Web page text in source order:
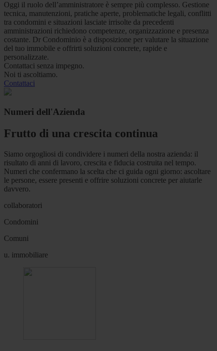
Oggi il ruolo dell’amministratore è sempre più complesso. Gestione
tecnica, manutenzioni, pratiche aperte, problematiche legali, conflitti
tra condomini e situazioni lasciate irrisolte da precedenti
amministrazioni richiedono competenze, organizzazione e presenza
costante. Dr Condominio è a disposizione per valutare la situazione
del tuo immobile e offrirti soluzioni concrete, rapide e
personalizzate.
Contattaci senza impegno.
Noi ti ascoltiamo.
Contattaci
Numeri dell'Azienda
Frutto di una crescita continua
Siamo orgogliosi di condividere i numeri della nostra azienda: il
risultato di anni di lavoro, crescita e fiducia costruita nel tempo.
Numeri che confermano la scelta che ci guida ogni giorno: ascoltare
le persone, essere presenti e offrire soluzioni concrete per aiutarle
davvero.
collaboratori
Condomini
Comuni
u. immobiliare